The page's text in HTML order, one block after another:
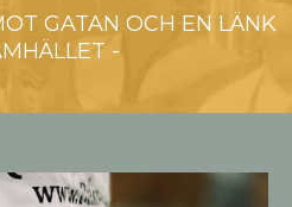
GATAN OCH EN LÄNK
-